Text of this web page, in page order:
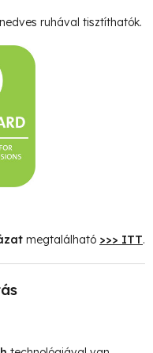
ruhával tisztíthatók.
megtalálható >>> ITT.